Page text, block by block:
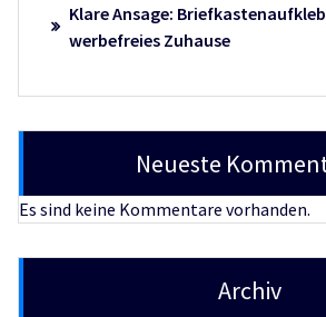
Klare Ansage:
werbefreies Zuhause
Neueste
Es sind keine Kommentare vorhanden.
Archiv